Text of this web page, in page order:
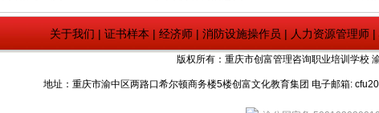
关于我们 | 证书样本| 经济师| 消防设施操作员 | 人力资源管理师|
版权所有：重庆市创富管理咨询职业培训学校
地址：重庆市渝中区两路口希尔顿商务楼5楼创富文化教育集团 电子邮箱: